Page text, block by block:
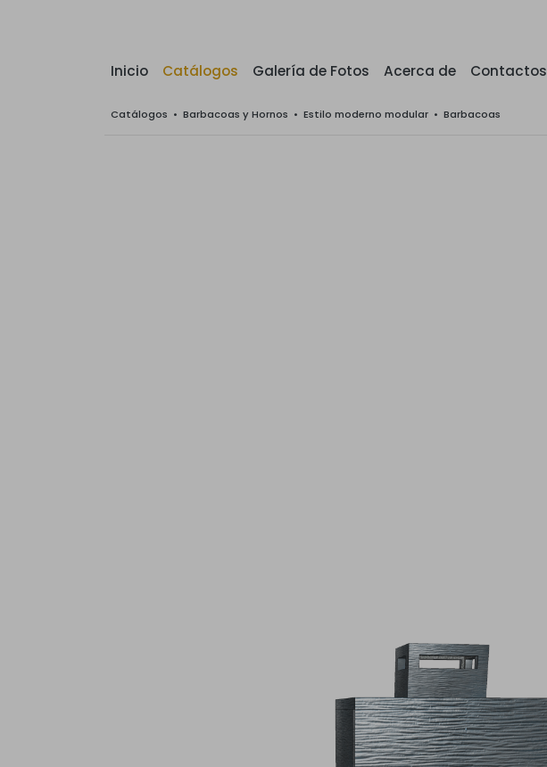
Inicio Catálogos Galería de Fotos Acerca de Contactos
Catálogos • Barbacoas y Hornos • Estilo moderno modular • Barbacoas